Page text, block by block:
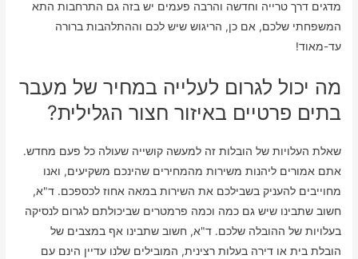
מדגים דרך טרייה וחדשה והרבה פעמים יש בזה גם התרחבות התא
המשפחתי שלכם, אם כן, הריגוש שיש לכם וההתלהבות ברורה
עד-מאוד!
מה יכול לגרום לעלייה במחיר של מעבר
בתים פרטיים באיזור חצור הגלילית?
שאלת העלויות של הובלות זה למעשה קושייה שעולה כל פעם מחדש.
אתם אמורים ליהנות משירות מהמחירים שהינכם משקיעים, ואנו
מחוייבים להעניק בשבילכם את השירות במאה אחוז לכספכם. ד"א,
חשוב שתבינו שיש גם כמה וכמה פרמטרים שביכולתם לגרום לנסיקה
בעלויות של ההובלה שלכם. ד"א, חשוב שתבינו אף במצבים של
הובלת בית או דירה בעלות רצינית, המובילים שלנו עדיין הינם עם